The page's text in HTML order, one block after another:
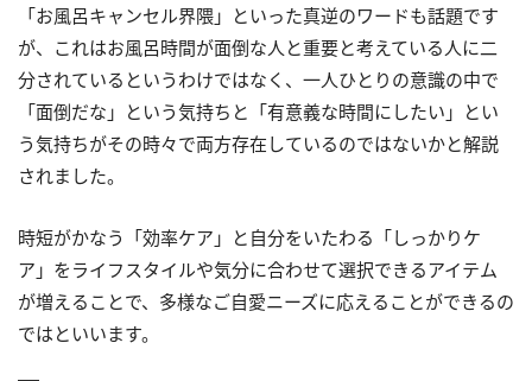
「お風呂キャンセル界隈」といった真逆のワードも話題です
が、これはお風呂時間が面倒な人と重要と考えている人に二
分されているというわけではなく、一人ひとりの意識の中で
「面倒だな」という気持ちと「有意義な時間にしたい」とい
う気持ちがその時々で両方存在しているのではないかと解説
されました。
時短がかなう「効率ケア」と自分をいたわる「しっかりケ
ア」をライフスタイルや気分に合わせて選択できるアイテム
が増えることで、多様なご自愛ニーズに応えることができるの
ではといいます。